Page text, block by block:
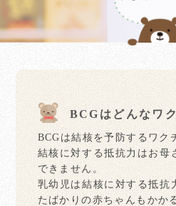
BCGはどんなワ
BCGは結核を予防するワク
結核に対する抵抗力はお母
できません。
乳幼児は結核に対する抵抗
たばかりの赤ちゃんもかか